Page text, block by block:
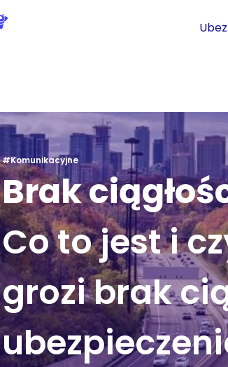
#Komunikacyjne
Brak
Co to jest i
grozi brak